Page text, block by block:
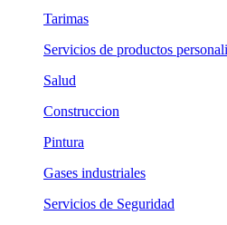
Tarimas
Servicios de productos
Salud
Construccion
Pintura
Gases industriales
Servicios de Seguridad